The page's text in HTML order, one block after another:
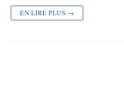
EN LIRE PLUS →